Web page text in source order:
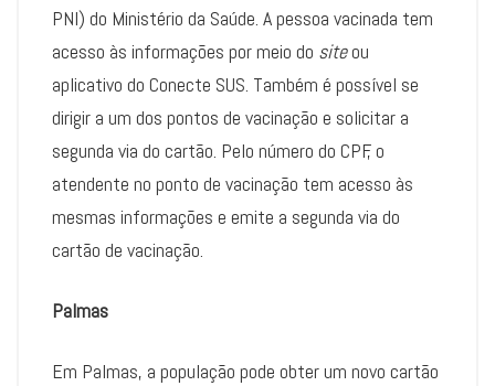
PNI) do Ministério da Saúde. A pessoa vacinada tem
acesso às informações por meio do siteou
aplicativo do Conecte SUS. Também é possível se
dirigir a um dos pontos de vacinação e solicitar a
segunda via do cartão. Pelo número do CPF, o
atendente no ponto de vacinação tem acesso às
mesmas informações e emite a segunda via do
cartão de vacinação.
Palmas
Em Palmas, a população pode obter um novo cartão